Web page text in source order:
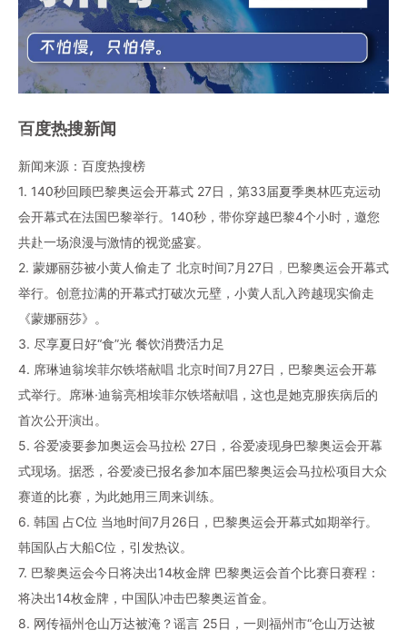
百度热搜新闻
新闻来源：百度热搜榜
1. 140秒回顾巴黎奥运会开幕式 27日，第33届夏季奥林匹克运动
会开幕式在法国巴黎举行。140秒，带你穿越巴黎4个小时，邀您
共赴一场浪漫与激情的视觉盛宴。
2. 蒙娜丽莎被小黄人偷走了 北京时间7月27日，巴黎奥运会开幕式
举行。创意拉满的开幕式打破次元壁，小黄人乱入跨越现实偷走
《蒙娜丽莎》。
3. 尽享夏日好“食”光 餐饮消费活力足
4. 席琳迪翁埃菲尔铁塔献唱 北京时间7月27日，巴黎奥运会开幕
式举行。席琳·迪翁亮相埃菲尔铁塔献唱，这也是她克服疾病后的
首次公开演出。
5. 谷爱凌要参加奥运会马拉松 27日，谷爱凌现身巴黎奥运会开幕
式现场。据悉，谷爱凌已报名参加本届巴黎奥运会马拉松项目大众
赛道的比赛，为此她用三周来训练。
6. 韩国 占C位 当地时间7月26日，巴黎奥运会开幕式如期举行。
韩国队占大船C位，引发热议。
7. 巴黎奥运会今日将决出14枚金牌 巴黎奥运会首个比赛日赛程：
将决出14枚金牌，中国队冲击巴黎奥运首金。
8. 网传福州仓山万达被淹？谣言 25日，一则福州市“仓山万达被